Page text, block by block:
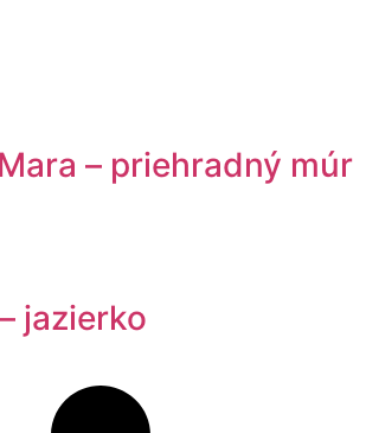
– priehradný múr
jazierko